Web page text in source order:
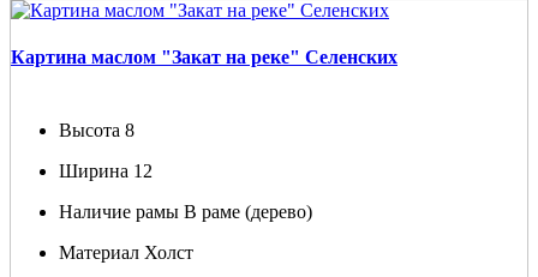
Картина маслом "Закат на реке" Селенских
Высота 8
Ширина 12
Наличие рамы В раме (дерево)
Материал Холст